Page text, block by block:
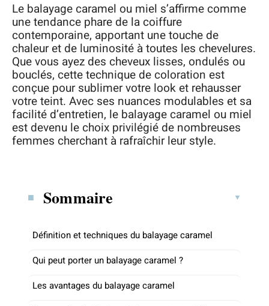
Le balayage caramel ou miel s’affirme comme
une tendance phare de la coiffure
contemporaine, apportant une touche de
chaleur et de luminosité à toutes les chevelures.
Que vous ayez des cheveux lisses, ondulés ou
bouclés, cette technique de coloration est
conçue pour sublimer votre look et rehausser
votre teint. Avec ses nuances modulables et sa
facilité d’entretien, le balayage caramel ou miel
est devenu le choix privilégié de nombreuses
femmes cherchant à rafraîchir leur style.
Sommaire
Définition et techniques du balayage caramel
Qui peut porter un balayage caramel ?
Les avantages du balayage caramel